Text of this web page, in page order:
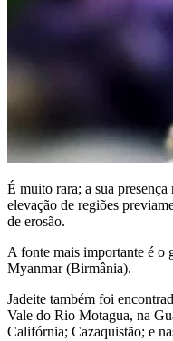
É muito rara; a sua
elevação de regiões
de erosão.
A fonte mais importante é o
Myanmar (Birmânia).
Jadeite também foi
Vale do Rio Motagua, na
Califórnia; Cazaquistão; e